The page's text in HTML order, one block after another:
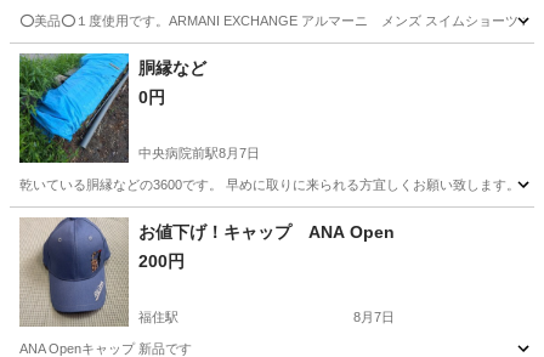
⭕美品⭕１度使用です。ARMANI EXCHANGE アルマーニ メンズ スイムショーツ 水
北海道 札幌市 新川駅
胴縁など
0円
中央病院前駅8月7日
乾いている胴縁などの3600です。 早めに取りに来られる方宜しくお願い致します。
北海道 函館市 中央病院前駅 その他
お値下げ！キャップ ANA Open
200円
福住駅 8月7日
ANA Openキャップ 新品です